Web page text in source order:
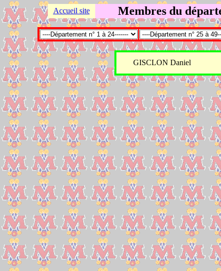
Accueil site Membres du
GISCLON Daniel